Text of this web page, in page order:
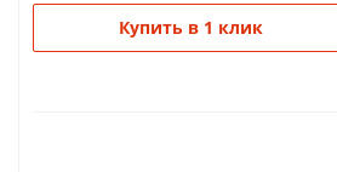
Купить в 1 клик